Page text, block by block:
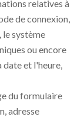
relatives à
de connexion,
le système
ou encore
date et l'heure,
du formulaire
adresse